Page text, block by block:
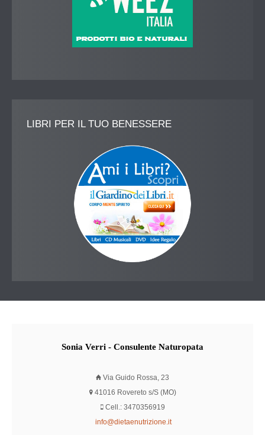
LIBRI PER IL TUO BENESSERE
Sonia Verri - Consulente Naturopata
Via Guido Rossa, 23
41016 Rovereto s/S (MO)
Cell.: 3470356919
info@dietaenutrizione.it